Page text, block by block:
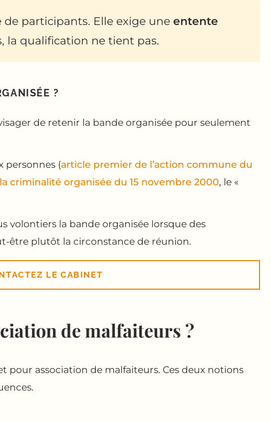
participants. Elle exige une entente
la qualification ne tient pas.
?
de retenir la bande organisée pour seulement
personnes (article premier de l’action commune du
criminalité organisée du 15 novembre 2000, le «
volontiers la bande organisée lorsque des
être plutôt la circonstance de réunion.
LE CABINET
de malfaiteurs ?
association de malfaiteurs. Ces deux notions